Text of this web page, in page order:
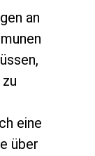
an
eine
über